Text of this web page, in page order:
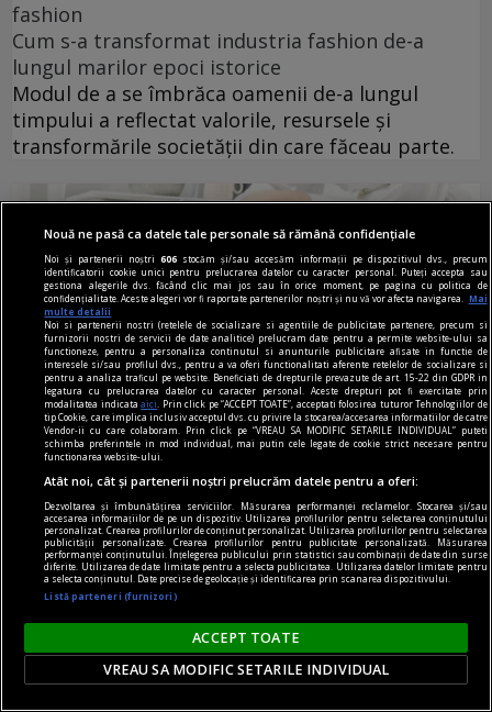
fashion
Cum s-a transformat industria fashion de-a
lungul marilor epoci istorice
Modul de a se îmbrăca oamenii de-a lungul
timpului a reflectat valorile, resursele și
transformările societății din care făceau parte.
autobronzant
Autobronzant gradual: Ce este și cum
funcționează
Autobronzantul gradual este o loțiune sau cremă
care îți oferă un bronz treptat, prin aplicări
zilnic, ca pe o cremă de corp, iar culoarea se
intensifică de la o zi la alta. Rezultatul? Un ton
Nouă ne pasă ca datele tale personale să rămână confidențiale
Noi și partenerii noștri606 stocăm și/sau accesăm informații pe dispozitivul dvs., precum
identificatorii cookie unici pentru prelucrarea datelor cu caracter personal. Puteți accepta sau
gestiona alegerile dvs. făcând clic mai jos sau în orice moment, pe pagina cu politica de
confidențialitate. Aceste alegeri vor fi raportate partenerilor noștri și nu vă vor afecta navigarea.
Mai
multe detalii
Noi si partenerii nostri (retelele de socializare si agentiile de publicitate partenere, precum si
furnizorii nostri de servicii de date analitice) prelucram date pentru a permite website-ului sa
functioneze, pentru a personaliza continutul si anunturile publicitare afisate in functie de
interesele si/sau profilul dvs., pentru a va oferi functionalitati aferente retelelor de socializare si
pentru a analiza traficul pe website. Beneficiati de drepturile prevazute de art. 15-22 din GDPR in
legatura cu prelucrarea datelor cu caracter personal. Aceste drepturi pot fi exercitate prin
modalitatea indicataaici
. Prin click pe “ACCEPT TOATE”, acceptati folosirea tuturor Tehnologiilor de
tip Cookie, care implica inclusiv acceptul dvs. cu privire la stocarea/accesarea informatiilor de catre
Vendor-ii cu care colaboram. Prin click pe “VREAU SA MODIFIC SETARILE INDIVIDUAL” puteti
schimba preferintele in mod individual, mai putin cele legate de cookie strict necesare pentru
functionarea website-ului.
Atât noi, cât și partenerii noștri prelucrăm datele pentru a oferi:
Dezvoltarea și îmbunătățirea serviciilor. Măsurarea performanței reclamelor. Stocarea și/sau
accesarea informațiilor de pe un dispozitiv. Utilizarea profilurilor pentru selectarea conținutului
personalizat. Crearea profilurilor de conținut personalizat. Utilizarea profilurilor pentru selectarea
publicității personalizate. Crearea profilurilor pentru publicitate personalizată. Măsurarea
performanței conținutului. Înțelegerea publicului prin statistici sau combinații de date din surse
diferite. Utilizarea de date limitate pentru a selecta publicitatea. Utilizarea datelor limitate pentru
a selecta conținutul. Date precise de geolocație și identificarea prin scanarea dispozitivului.
Listă parteneri (furnizori)
ACCEPT TOATE
VREAU SA MODIFIC SETARILE INDIVIDUAL